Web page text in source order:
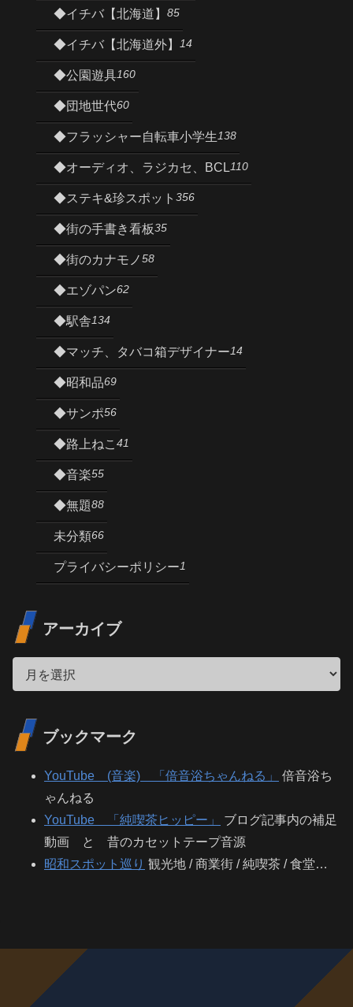
◆イチバ【北海道】 85
◆イチバ【北海道外】 14
◆公園遊具160
◆団地世代60
◆フラッシャー自転車小学生138
◆オーディオ、ラジカセ、BCL110
◆ステキ&珍スポット 356
◆街の手書き看板35
◆街のカナモノ58
◆エゾパン62
◆駅舎134
◆マッチ、タバコ箱デザイナー14
◆昭和品69
◆サンポ56
◆路上ねこ 41
◆音楽55
◆無題88
未分類66
プライバシーポリシー1
アーカイブ
ブックマーク
YouTube (音楽) 「倍音浴ちゃんねる」
倍音浴ち
ゃんねる
YouTube 「純喫茶ヒッピー」
ブログ記事内の補足
動画 と 昔のカセットテープ音源
昭和スポット巡り 観光地 / 商業街 / 純喫茶 / 食堂…